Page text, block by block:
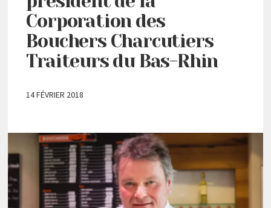
Corporation des
Bouchers Charcutiers
Traiteurs du Bas-Rhin
14 FÉVRIER 2018